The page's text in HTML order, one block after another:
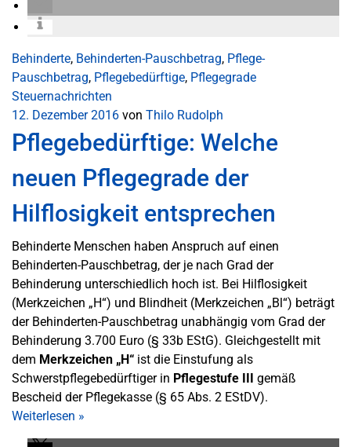
Behinderte, Behinderten-Pauschbetrag, Pflege-
Pauschbetrag, Pflegebedürftige, Pflegegrade
Steuernachrichten
12. Dezember 2016 von Thilo Rudolph
Pflegebedürftige: Welche
neuen Pflegegrade der
Hilflosigkeit entsprechen
Behinderte Menschen haben Anspruch auf einen
Behinderten-Pauschbetrag, der je nach Grad der
Behinderung unterschiedlich hoch ist. Bei Hilflosigkeit
(Merkzeichen „H“) und Blindheit (Merkzeichen „Bl“) beträgt
der Behinderten-Pauschbetrag unabhängig vom Grad der
Behinderung 3.700 Euro (§ 33b EStG). Gleichgestellt mit
dem Merkzeichen „H“ ist die Einstufung als
Schwerstpflegebedürftiger in Pflegestufe III gemäß
Bescheid der Pflegekasse (§ 65 Abs. 2 EStDV).
Weiterlesen »